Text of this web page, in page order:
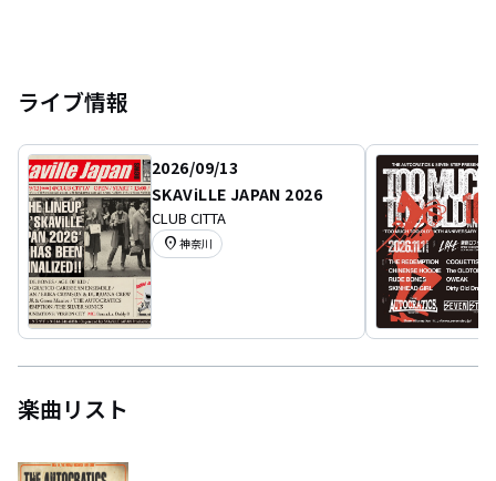
SKA Festival」等にも出演を果たし、2017年リリースの4thアルバム「THE
AUTOCRATICS」はイギリスのDO THE DOG SKAZINEが選ぶ2017年・BEST
全世界で脈々と続くSKAの歴史を正当に継承し、70～80's UKカルチャーに敬
意を表しつつも独創的かつ「現在進行形」なスタイルと、圧倒的な勢いを放
つライブパフォーマンス、そして昨今のコロナ禍の状況下でも決して活動を
止めることなく常に現場最前線で戦い続けるスタンスは、RUDE BOY & GIRL
のみならず幅広い層から絶大な評価と支持を得ており、今、日本のみならず
全世界で確実に注目を集めているバンドである。
ライブ情報
2026/09/13
SKAViLLE JAPAN 2026
CLUB CITTA
location_on 神奈川
楽曲リスト